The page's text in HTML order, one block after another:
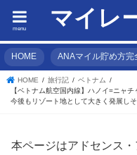
マイレ
menu
HOME ANAマイル貯め方完
HOME 旅行記
ベトナム
【ベトナム航空国内線】ハノイ=ニャ
今後もリゾート地として大きく発展しそ
本ページはアドセンス